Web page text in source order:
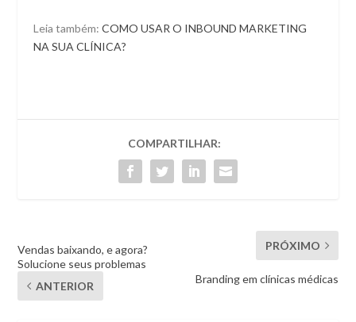
Leia também:COMO USAR O INBOUND MARKETING
NA SUA CLÍNICA?
COMPARTILHAR:
Vendas baixando, e agora?
Solucione seus problemas
ANTERIOR
PRÓXIMO
Branding em clínicas médicas